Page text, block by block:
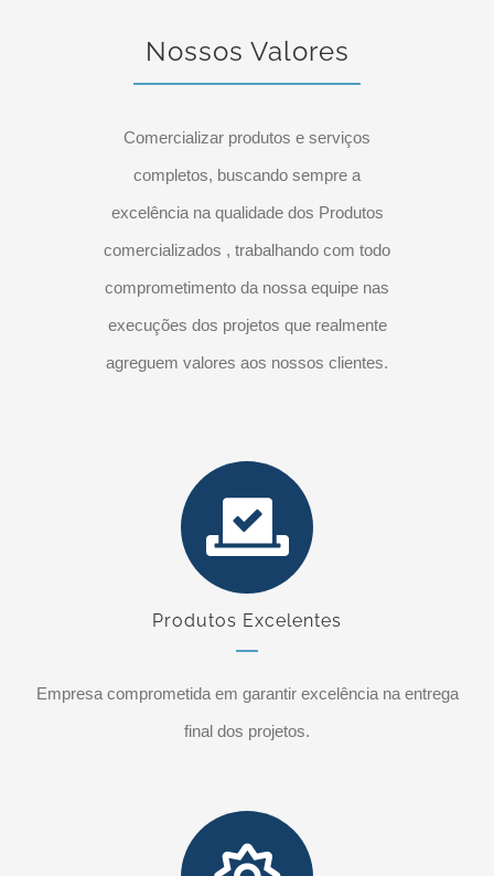
Nossos Valores
Comercializar produtos e serviços
completos, buscando sempre a
excelência na qualidade dos Produtos
comercializados , trabalhando com todo
comprometimento da nossa equipe nas
execuções dos projetos que realmente
agreguem valores aos nossos clientes.
Produtos Excelentes
Empresa comprometida em garantir excelência na entrega
final dos projetos.